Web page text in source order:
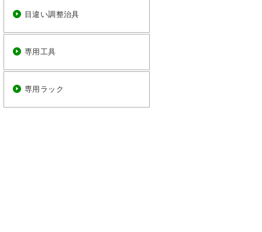
目違い調整治具
専用工具
専用ラック